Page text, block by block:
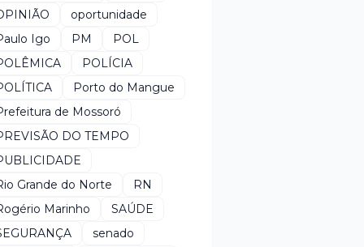
oportunidade
Igo
PM
POL
POLÍCIA
Porto do Mangue
de Mossoró
DO TEMPO
Grande do Norte
RN
Marinho
SAÚDE
senado